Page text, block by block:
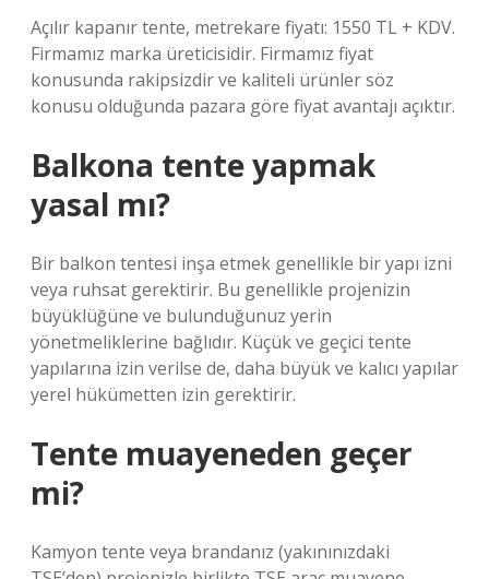
Açılır kapanır tente, metrekare fiyatı: 1550 TL + KDV.
Firmamız marka üreticisidir. Firmamız fiyat
konusunda rakipsizdir ve kaliteli ürünler söz
konusu olduğunda pazara göre fiyat avantajı açıktır.
Balkona tente yapmak
yasal mı?
Bir balkon tentesi inşa etmek genellikle bir yapı izni
veya ruhsat gerektirir. Bu genellikle projenizin
büyüklüğüne ve bulunduğunuz yerin
yönetmeliklerine bağlıdır. Küçük ve geçici tente
yapılarına izin verilse de, daha büyük ve kalıcı yapılar
yerel hükümetten izin gerektirir.
Tente muayeneden geçer
mi?
Kamyon tente veya brandanız (yakınınızdaki